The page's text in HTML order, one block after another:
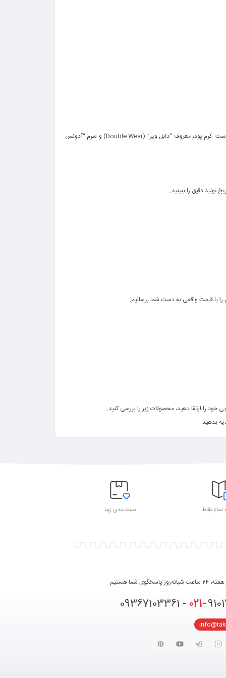
است، اما نباید فراموش کنیم که استی لادر در زمینه مراقبت از پوست (Skincare) و لوازم آرایش نیز پیشرو است. کرم پودر معروف “دابل ویر” (Double Wear) و سرم “آدونس
با قیمت واقعی به دست شما برسانیم.
را ارتقا دهید، محصولات زیر را بررسی کنید.
بدهید .
تمام نقاط بسته بندی زیبا
شما هستیم
021-